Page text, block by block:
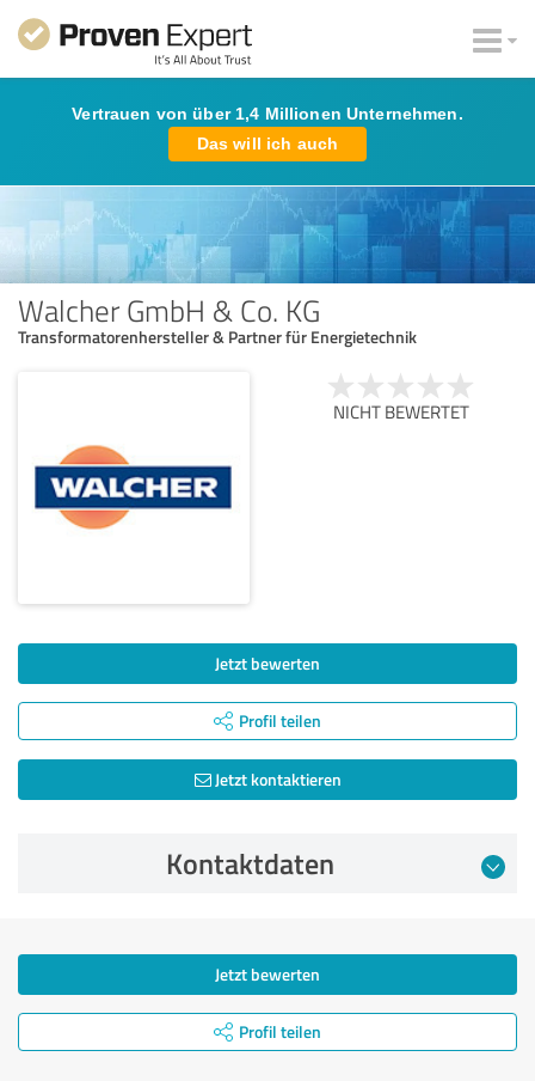
Vertrauen von über 1,4 Millionen Unternehmen.
Das will ich auch
Walcher GmbH & Co. KG
Transformatorenhersteller & Partner für Energietechnik
NICHT BEWERTET
Jetzt bewerten
Profil teilen
Jetzt kontaktieren
Kontaktdaten
Jetzt bewerten
Profil teilen